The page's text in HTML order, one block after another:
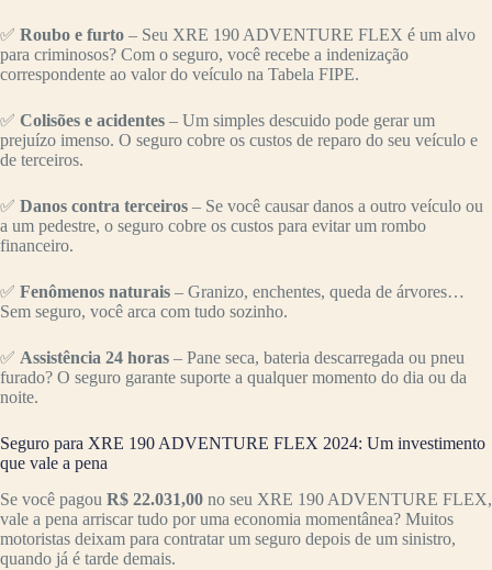
✅ Roubo e furto – Seu XRE 190 ADVENTURE FLEX é um alvo
para criminosos? Com o seguro, você recebe a indenização
correspondente ao valor do veículo na Tabela FIPE.
✅ Colisões e acidentes – Um simples descuido pode gerar um
prejuízo imenso. O seguro cobre os custos de reparo do seu veículo e
de terceiros.
✅ Danos contra terceiros – Se você causar danos a outro veículo ou
a um pedestre, o seguro cobre os custos para evitar um rombo
financeiro.
✅ Fenômenos naturais – Granizo, enchentes, queda de árvores…
Sem seguro, você arca com tudo sozinho.
✅ Assistência 24 horas – Pane seca, bateria descarregada ou pneu
furado? O seguro garante suporte a qualquer momento do dia ou da
noite.
Seguro para XRE 190 ADVENTURE FLEX 2024: Um investimento
que vale a pena
Se você pagou R$ 22.031,00 no seu XRE 190 ADVENTURE FLEX,
vale a pena arriscar tudo por uma economia momentânea? Muitos
motoristas deixam para contratar um seguro depois de um sinistro,
quando já é tarde demais.